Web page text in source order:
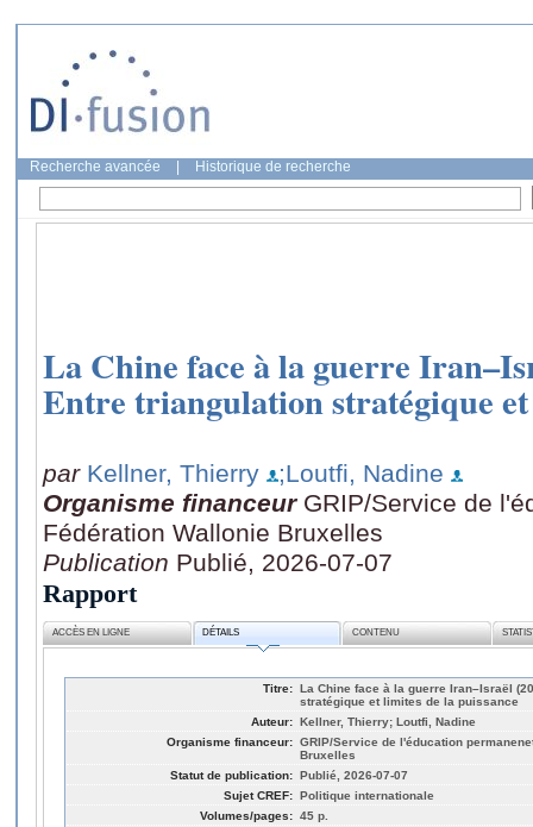
Recherche avancée Historique de recherche
La Chine face à la guerre
Entre triangulation stratégique
par Kellner, Thierry
;Loutfi, Nadine
Organisme financeur GRIP/Service de
Fédération Wallonie Bruxelles
Publication Publié, 2026-07-07
Rapport
ACCÈS EN LIGNE DÉTAILS CONTENU
Titre: La Chine face à la guerre Iran–Israël
stratégique et limites de la puissance
Auteur: Kellner, Thierry; Loutfi, Nadine
Organisme financeur: GRIP/Service de l'éducation
Bruxelles
Statut de publication: Publié, 2026-07-07
Sujet CREF: Politique internationale
Volumes/pages: 45 p.